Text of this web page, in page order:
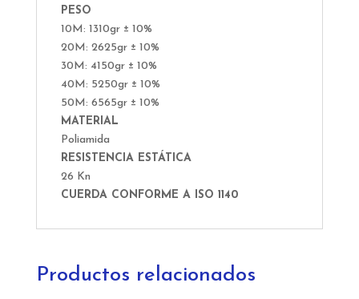
PESO
10M: 1310gr ± 10%
20M: 2625gr ± 10%
30M: 4150gr ± 10%
40M: 5250gr ± 10%
50M: 6565gr ± 10%
MATERIAL
Poliamida
RESISTENCIA ESTÁTICA
26 Kn
CUERDA CONFORME A ISO 1140
Productos relacionados